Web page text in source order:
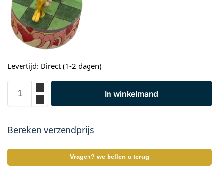
Levertijd: Direct (1-2 dagen)
In winkelmand
Bereken verzendprijs
Vragen? we bellen u terug